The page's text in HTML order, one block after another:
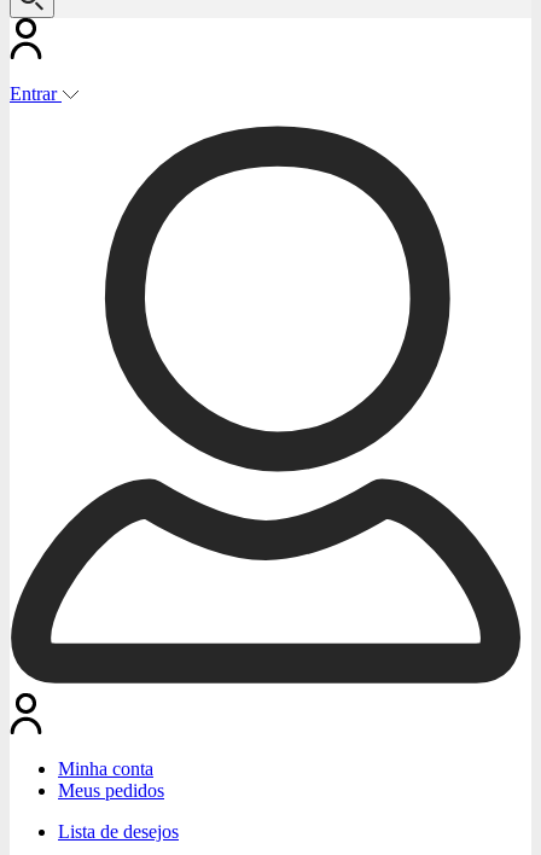
Entrar
Minha conta
Meus pedidos
Lista de desejos